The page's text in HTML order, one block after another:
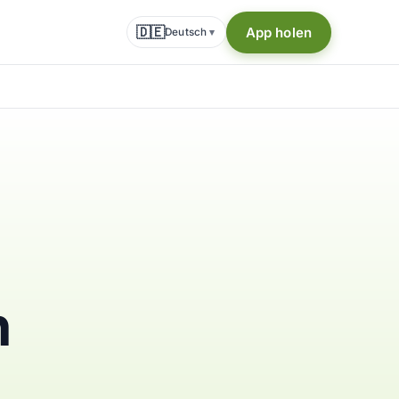
🇩🇪Deutsch ▾ App holen